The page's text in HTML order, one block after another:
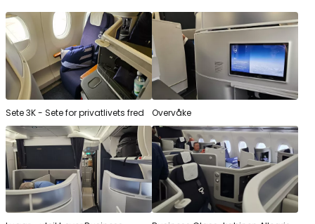
Sete 3K - Sete for privatlivets fred Overvåke